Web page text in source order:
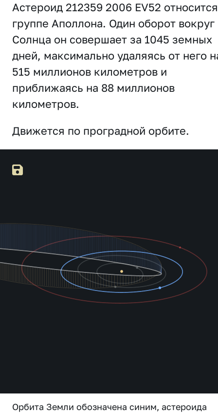
Астероид 212359 2006 EV52
группе Аполлона. Один оборот вокруг
Солнца он совершает за 1045 земных
дней, максимально удаляясь от него
515 миллионов километров и
приближаясь на 88 миллионов
километров.
Движется по проградной орбите.
Орбита Земли обозначена синим, астероида